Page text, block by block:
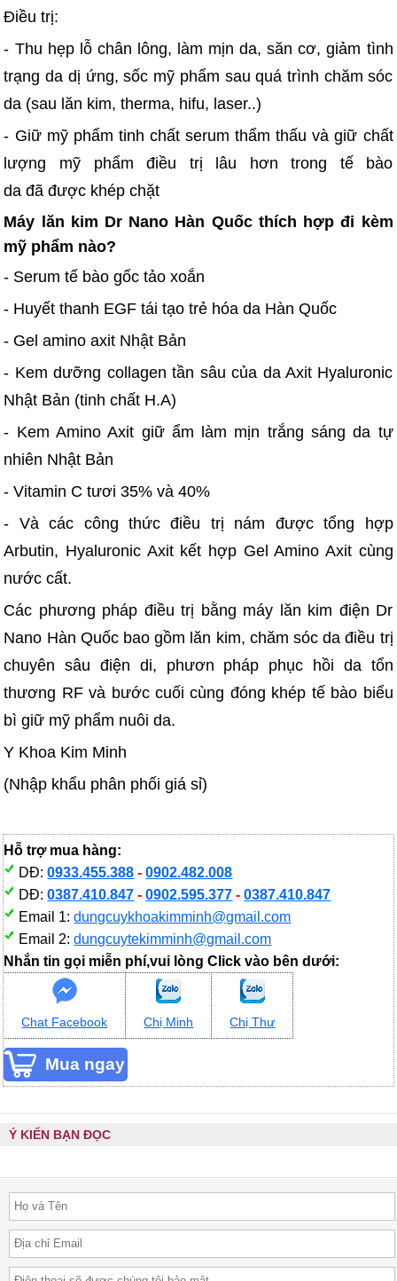
Điều trị:
- Thu hẹp lỗ chân lông, làm mịn da, săn cơ, giảm tình
trạng da dị ứng, sốc mỹ phẩm sau quá trình chăm sóc
da (sau lăn kim, therma, hifu, laser..)
- Giữ mỹ phẩm tinh chất serum thẩm thấu và giữ chất
lượng mỹ phẩm điều trị lâu hơn trong tế bào
da đã được khép chặt
Máy lăn kim Dr Nano Hàn Quốc thích hợp đi kèm
mỹ phẩm nào?
- Serum tế bào gốc tảo xoắn
- Huyết thanh EGF tái tạo trẻ hóa da Hàn Quốc
- Gel amino axit Nhật Bản
- Kem dưỡng collagen tần sâu của da Axit Hyaluronic
Nhật Bản (tinh chất H.A)
- Kem Amino Axit giữ ẩm làm mịn trắng sáng da tự
nhiên Nhật Bản
- Vitamin C tươi 35% và 40%
- Và các công thức điều trị nám được tổng hợp
Arbutin, Hyaluronic Axit kết hợp Gel Amino Axit cùng
nước cất.
Các phương pháp điều trị bằng máy lăn kim điện Dr
Nano Hàn Quốc bao gồm lăn kim, chăm sóc da điều trị
chuyên sâu điện di, phươn pháp phục hồi da tổn
thương RF và bước cuối cùng đóng khép tế bào biểu
bì giữ mỹ phẩm nuôi da.
Y Khoa Kim Minh
(Nhập khẩu phân phối giá sỉ)
Hỗ trợ mua hàng:
DĐ:0933.455.388 -0902.482.008
DĐ:0387.410.847 -0902.595.377 -0387.410.847
Email 1:dungcuykhoakimminh@gmail.com
Email 2:dungcuytekimminh@gmail.com
Nhắn tin gọi miễn phí,vui lòng Click vào bên dưới:
Chat Facebook Chị Minh Chị Thư
Ý KIẾN BẠN ĐỌC